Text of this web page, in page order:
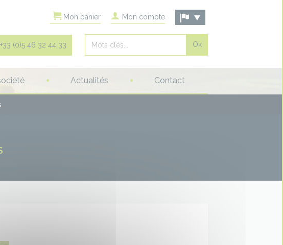
Mon panier Mon compte
+33 (0)5 46 32 44 33
Actualités Contact